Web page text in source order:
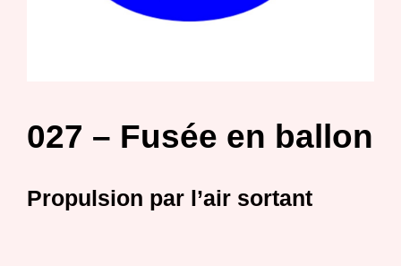
027 – Fusée en ballon
Propulsion par l’air sortant